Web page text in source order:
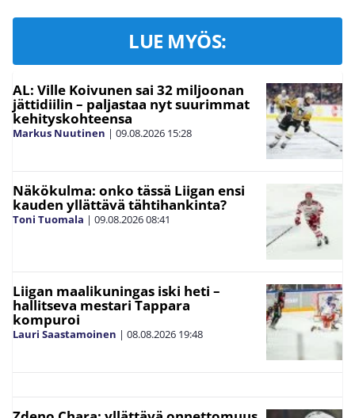
LUE MYÖS:
AL: Ville Koivunen sai 32 miljoonan
jättidiilin – paljastaa nyt suurimmat
kehityskohteensa
Markus Nuutinen | 09.08.2026 15:28
Näkökulma: onko tässä Liigan ensi
kauden yllättävä tähtihankinta?
Toni Tuomala | 09.08.202608:41
Liigan maalikuningas iski heti –
hallitseva mestari Tappara
kompuroi
Lauri Saastamoinen | 08.08.2026 19:48